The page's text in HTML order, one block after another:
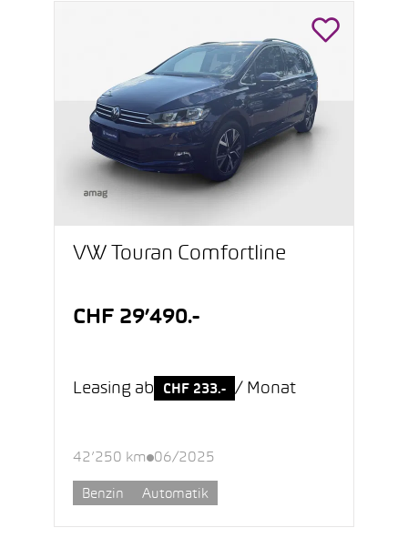
VW Touran Comfortline
CHF 29’490.-
Leasing ab CHF 233.- / Monat
42’250 km 06/2025
Benzin Automatik